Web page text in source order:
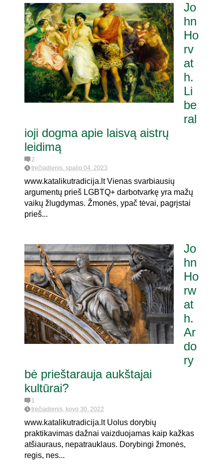
Jo
hn
Ho
rv
at
h.
Li
be
ral
ioji dogma apie laisvą aistrų
leidimą
2
trečiadienis, spalio 04, 2023
www.katalikutradicija.lt Vienas svarbiausių
argumentų prieš LGBTQ+ darbotvarkę yra mažų
vaikų žlugdymas. Žmonės, ypač tėvai, pagrįstai
prieš...
Jo
hn
Ho
rw
at
h.
Ar
do
ry
bė prieštarauja aukštajai
kultūrai?
1
trečiadienis, kovo 30, 2022
www.katalikutradicija.lt Uolus dorybių
praktikavimas dažnai vaizduojamas kaip kažkas
atšiauraus, nepatrauklaus. Dorybingi žmonės,
regis, nes...